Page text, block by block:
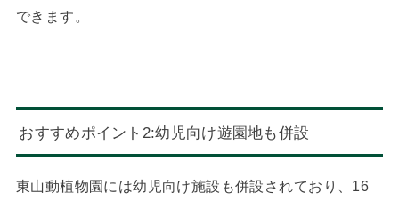
できます。
おすすめポイント2:幼児向け遊園地も併設
東山動植物園には幼児向け施設も併設されており、16